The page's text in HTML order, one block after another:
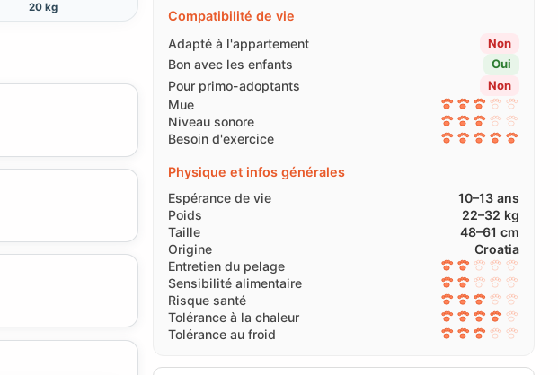
20 kg
Compatibilité de vie
Adapté à l'appartement
Non
Bon avec les enfants Oui
Pour primo-adoptants Non
Mue
Niveau sonore
Besoin d'exercice
Physique et infos générales
Espérance de vie
10–13 ans
Poids
22–32 kg
Taille
48–61 cm
Origine
Croatia
Entretien du pelage
Sensibilité alimentaire
Risque santé
Tolérance à la chaleur
Tolérance au froid